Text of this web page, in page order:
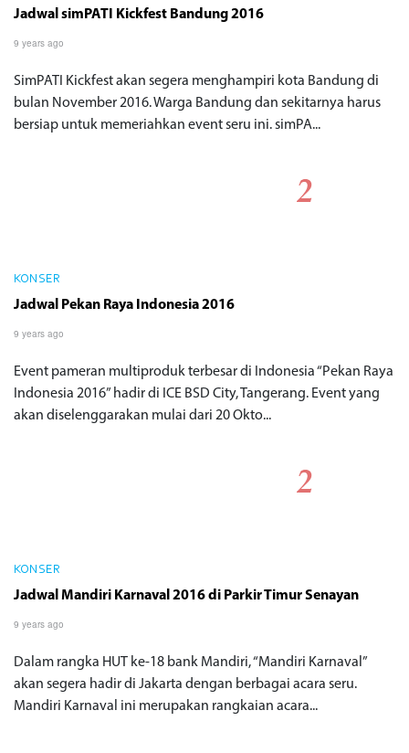
Jadwal simPATI Kickfest Bandung 2016
9 years ago
SimPATI Kickfest akan segera menghampiri kota Bandung di
bulan November 2016. Warga Bandung dan sekitarnya harus
bersiap untuk memeriahkan event seru ini. simPA...
KONSER
Jadwal Pekan Raya Indonesia 2016
9 years ago
Event pameran multiproduk terbesar di Indonesia “Pekan Raya
Indonesia 2016” hadir di ICE BSD City, Tangerang. Event yang
akan diselenggarakan mulai dari 20 Okto...
KONSER
Jadwal Mandiri Karnaval 2016 di Parkir Timur Senayan
9 years ago
Dalam rangka HUT ke-18 bank Mandiri, “Mandiri Karnaval”
akan segera hadir di Jakarta dengan berbagai acara seru.
Mandiri Karnaval ini merupakan rangkaian acara...